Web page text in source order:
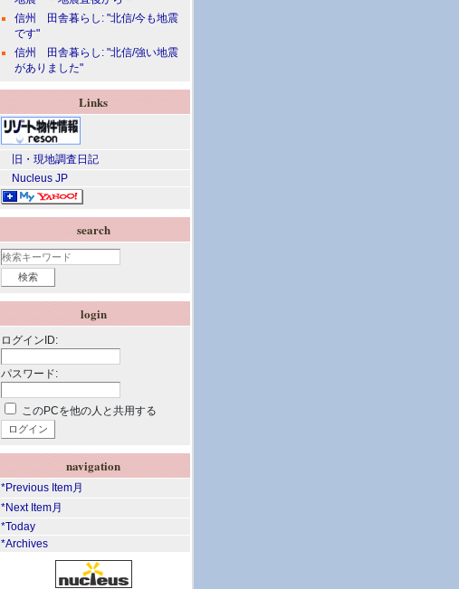
信州 田舎暮らし: "北信/今も地震
です"
信州 田舎暮らし: "北信/強い地震
がありました"
Links
旧・現地調査日記
Nucleus JP
search
login
ログインID:
パスワード:
このPCを他の人と共用する
navigation
*Previous Item月
*Next Item月
*Today
*Archives